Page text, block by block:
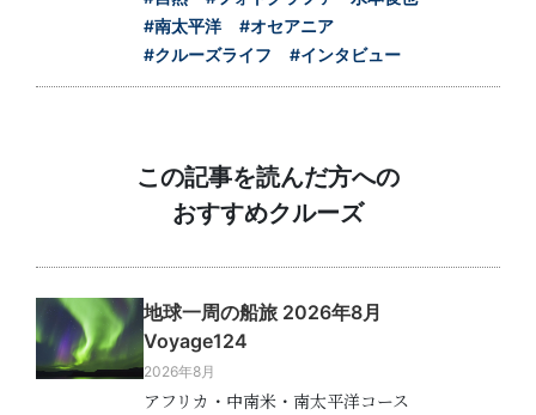
#南太平洋
#オセアニア
#クルーズライフ
#インタビュー
この記事を読んだ方への
おすすめクルーズ
地球一周の船旅 2026年8月
Voyage124
2026年8月
アフリカ・中南米・南太平洋コース